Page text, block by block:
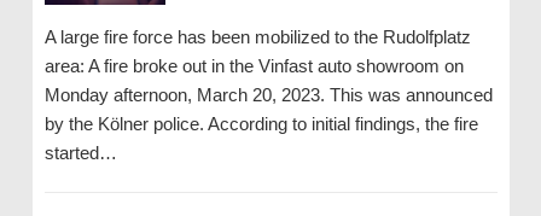
A large fire force has been mobilized to the Rudolfplatz
area: A fire broke out in the Vinfast auto showroom on
Monday afternoon, March 20, 2023. This was announced
by the Kölner police. According to initial findings, the fire
started…